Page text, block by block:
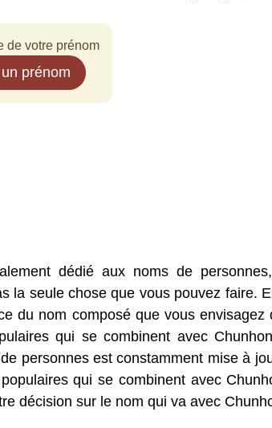
de votre prénom
prénom
dédié aux noms de
la seule chose que vous pouvez faire.
du nom composé que vous
qui se combinent avec
personnes est constamment mise à
qui se combinent avec
décision sur le nom qui va avec